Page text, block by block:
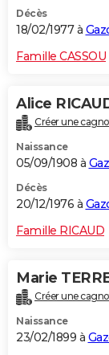
Décès
18/02/1977 à
Famille CASSOU
Alice
Créer une
Naissance
05/09/1908 à
Décès
20/12/1976 à
Famille RICAUD
Marie
Créer une
Naissance
23/02/1899 à